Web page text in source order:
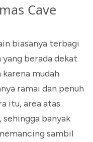
Cave
biasanya terbagi
berada dekat
mudah
ramai dan penuh
itu, area atas
banyak
sambil